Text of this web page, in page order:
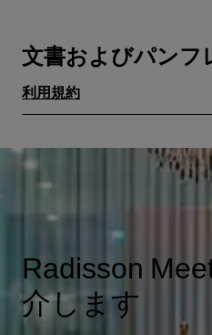
文書およびパンフ
利用規約
Radisson
介します